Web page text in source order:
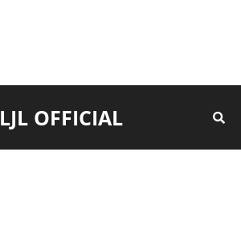
LJL OFFICIAL